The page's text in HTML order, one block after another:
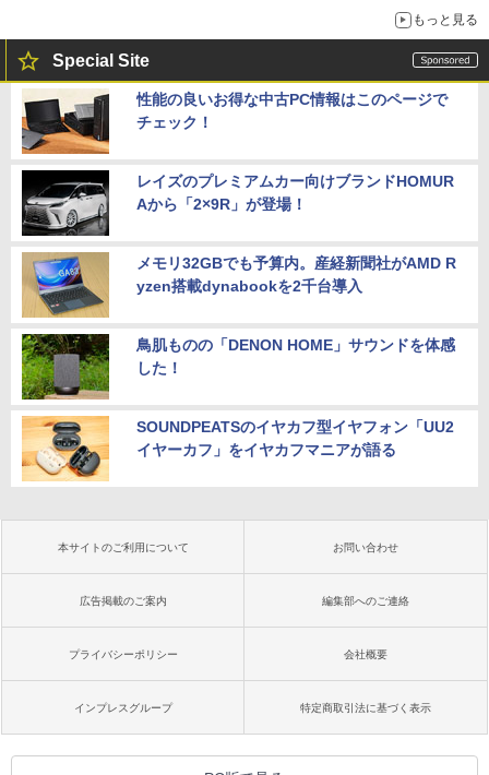
もっと見る
Special Site
性能の良いお得な中古PC情報はこのページで
チェック！
レイズのプレミアムカー向けブランドHOMUR
Aから「2×9R」が登場！
メモリ32GBでも予算内。産経新聞社がAMD R
yzen搭載dynabookを2千台導入
鳥肌ものの「DENON HOME」サウンドを体感
した！
SOUNDPEATSのイヤカフ型イヤフォン「UU2
イヤーカフ」をイヤカフマニアが語る
本サイトのご利用について お問い合わせ
広告掲載のご案内 編集部へのご連絡
プライバシーポリシー 会社概要
インプレスグループ 特定商取引法に基づく表示